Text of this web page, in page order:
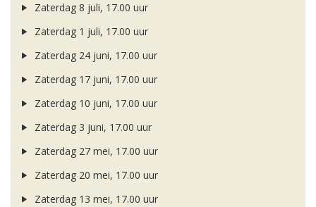
Zaterdag 8 juli, 17.00 uur
Zaterdag 1 juli, 17.00 uur
Zaterdag 24 juni, 17.00 uur
Zaterdag 17 juni, 17.00 uur
Zaterdag 10 juni, 17.00 uur
Zaterdag 3 juni, 17.00 uur
Zaterdag 27 mei, 17.00 uur
Zaterdag 20 mei, 17.00 uur
Zaterdag 13 mei, 17.00 uur